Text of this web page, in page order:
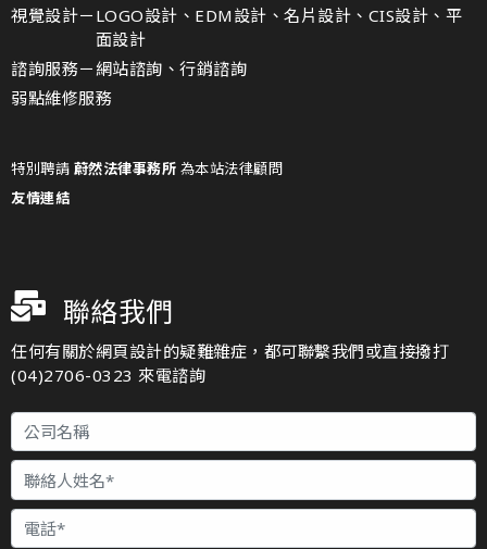
視覺設計－ LOGO設計、EDM設計、名片設計、CIS設計、平
面設計
諮詢服務－ 網站諮詢、行銷諮詢
弱點維修服務
特別聘請 蔚然法律事務所 為本站法律顧問
友情連結
聯絡我們
任何有關於網頁設計的疑難雜症，都可聯繫我們或直接撥打
(04)2706-0323 來電諮詢